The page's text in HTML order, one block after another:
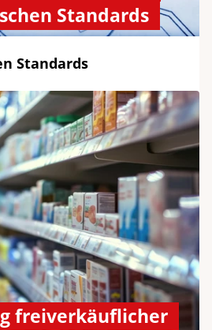
Standards
Standards​
freiverkäuflicher